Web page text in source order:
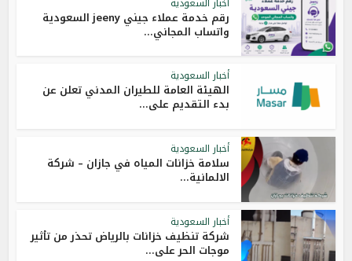
رقم خدمة عملاء جيني jeeny السعودية
واتساب المجاني...
أخبار السعودية
الهيئة العامة للطيران المدني تعلن عن
بدء التقديم على...
أخبار السعودية
سلامة خزانات المياه في جازان – شركة
الالمانية...
أخبار السعودية
شركة تنظيف خزانات بالرياض تحذر من تأثير
موجات الحر على...